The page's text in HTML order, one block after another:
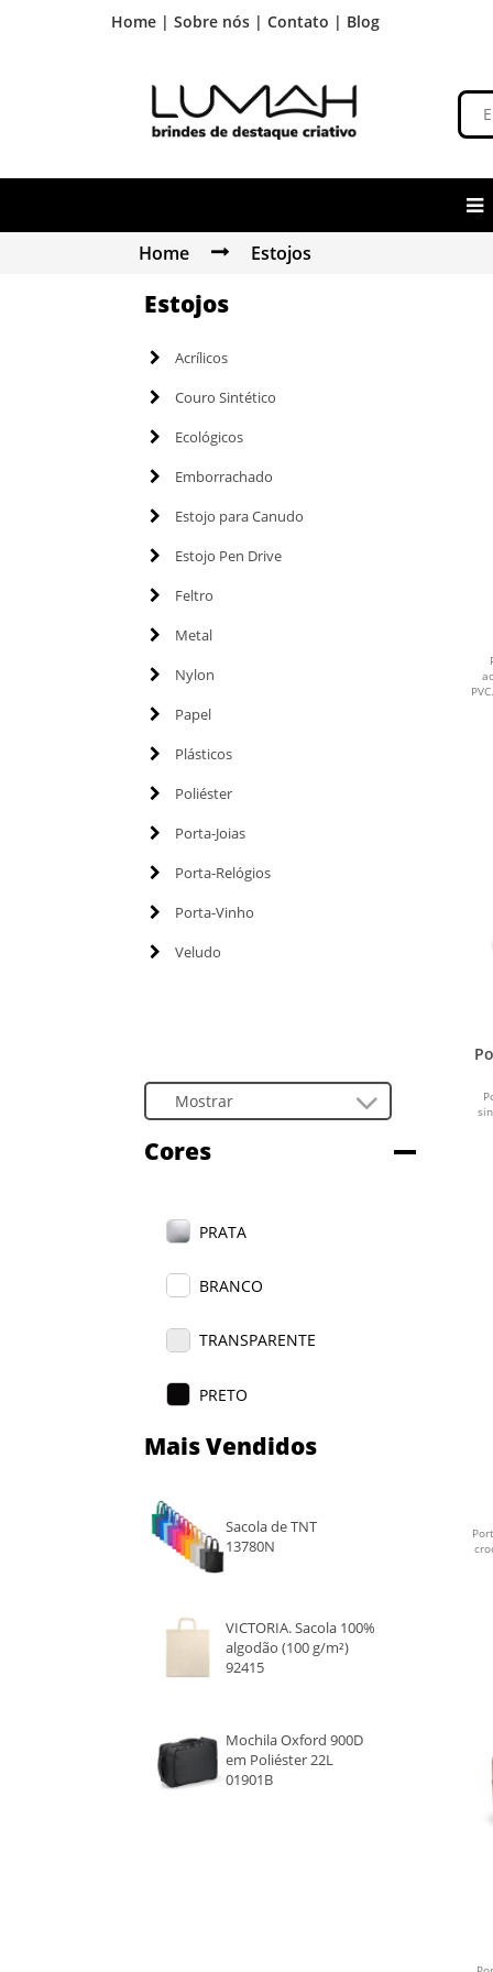
Home | Sobre nós | Contato | Blog
Home Estojos
Estojos
Acrílicos
Couro Sintético
Ecológicos
Emborrachado
Estojo para Canudo
Estojo Pen Drive
Feltro
Metal
Nylon
Papel
Plásticos
Poliéster
Porta-Joias
Porta-Relógios
Porta-Vinho
Veludo
Cores
PRATA
BRANCO
TRANSPARENTE
PRETO
AZUL
MARROM
LARANJA
AMARELO
Mais Vendidos
Sacola de TNT
13780N
VICTORIA. Sacola 100%
algodão (100 g/m²)
92415
Mochila Oxford 900D
em Poliéster 22L
01901B